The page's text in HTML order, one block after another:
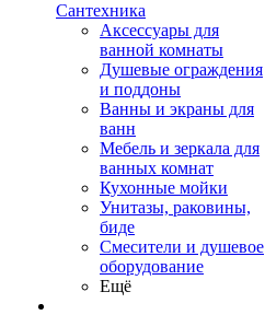
Сантехника
Аксессуары для
ванной комнаты
Душевые ограждения
и поддоны
Ванны и экраны для
ванн
Мебель и зеркала для
ванных комнат
Кухонные мойки
Унитазы, раковины,
биде
Смесители и душевое
оборудование
Ещё